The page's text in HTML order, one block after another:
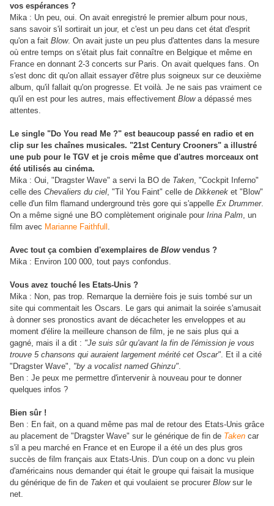
vos espérances ?
Mika : Un peu, oui. On avait enregistré le premier album pour nous,
sans savoir s'il sortirait un jour, et c'est un peu dans cet état d'esprit
qu'on a fait Blow. On avait juste un peu plus d'attentes dans la mesure
où entre temps on s'était plus fait connaître en Belgique et même en
France en donnant 2-3 concerts sur Paris. On avait quelques fans. On
s'est donc dit qu'on allait essayer d'être plus soigneux sur ce deuxième
album, qu'il fallait qu'on progresse. Et voilà. Je ne sais pas vraiment ce
qu'il en est pour les autres, mais effectivement Blowa dépassé mes
attentes.
Le single "Do You read Me ?" est beaucoup passé en radio et en
clip sur les chaînes musicales. "21st Century Crooners" a illustré
une pub pour le TGV et je crois même que d'autres morceaux ont
été utilisés au cinéma.
Mika : Oui, "Dragster Wave" a servi la BO de Taken, "Cockpit Inferno"
celle des Chevaliers du ciel, "Til You Faint" celle de Dikkenek et "Blow"
celle d'un film flamand underground très gore qui s'appelle Ex Drummer.
On a même signé une BO complètement originale pour Irina Palm, un
film avec Marianne Faithfull .
Avec tout ça combien d'exemplaires de Blowvendus ?
Mika : Environ 100 000, tout pays confondus.
Vous avez touché les Etats-Unis ?
Mika : Non, pas trop. Remarque la dernière fois je suis tombé sur un
site qui commentait les Oscars. Le gars qui animait la soirée s'amusait
à donner ses pronostics avant de décacheter les enveloppes et au
moment d'élire la meilleure chanson de film, je ne sais plus qui a
gagné, mais il a dit : "Je suis sûr qu'avant la fin de l'émission je vous
trouve 5 chansons qui auraient largement mérité cet Oscar". Et il a cité
"Dragster Wave", "by a vocalist named Ghinzu".
Ben : Je peux me permettre d'intervenir à nouveau pour te donner
quelques infos ?
Bien sûr !
Ben : En fait, on a quand même pas mal de retour des Etats-Unis grâce
au placement de "Dragster Wave" sur le générique de fin de Taken car
s'il a peu marché en France et en Europe il a été un des plus gros
succès de film français aux Etats-Unis. D'un coup on a donc vu plein
d'américains nous demander qui était le groupe qui faisait la musique
du générique de fin de Taken et qui voulaient se procurer Blowsur le
net.